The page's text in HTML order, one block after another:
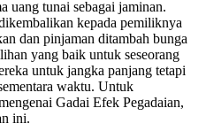
uang tunai sebagai jaminan.
kepada pemiliknya
dan pinjaman ditambah bunga
yang baik untuk seseorang
untuk jangka panjang tetapi
waktu. Untuk
Gadai Efek Pegadaian,
ini.